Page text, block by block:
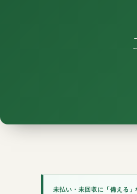
未払い・未回収に「備える」